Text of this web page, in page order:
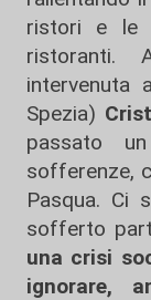
ristori e le
ristoranti.
intervenuta
Spezia)
passato
sofferenze,
Pasqua. Ci
sofferto
una crisi
ignorare,